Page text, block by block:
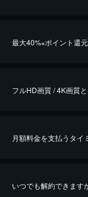
最大40%※ポイント還
※40％ポイント還元の対象
フルHD画質 / 4K画質と
月額料金を支払うタイ
いつでも解約できます